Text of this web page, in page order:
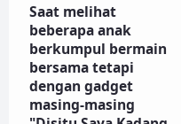
Saat melihat
beberapa anak
berkumpul bermain
bersama tetapi
dengan gadget
masing-masing